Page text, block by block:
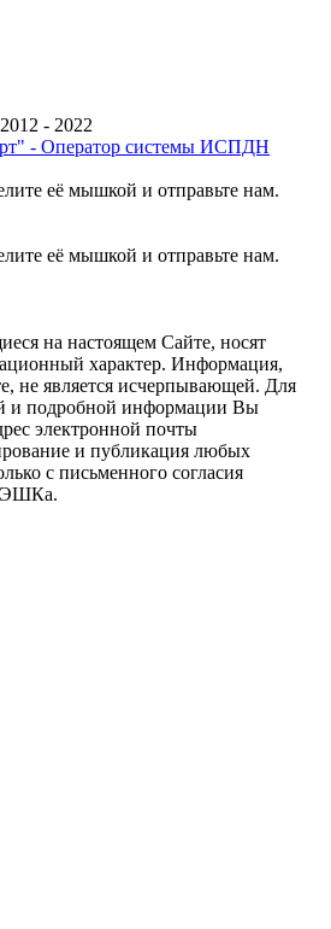
- 2022
- Оператор системы ИСПДН
на настоящем Сайте, носят
характер. Информация,
не является исчерпывающей. Для
и подробной информации Вы
электронной почты
и публикация любых
с письменного согласия